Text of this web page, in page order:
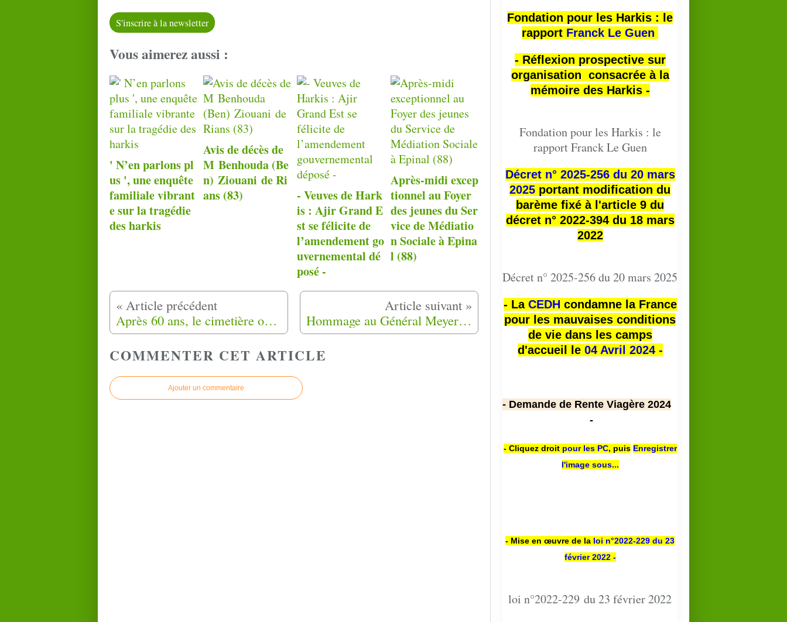
S'inscrire à la newsletter
Vous aimerez aussi :
' N’en parlons pl
us ', une enquête
familiale vibrant
e sur la tragédie
des harkis
Avis de décès de
M Benhouda (Be
n) Ziouani de Ri
ans (83)
- Veuves de Hark
is : Ajir Grand E
st se félicite de
l’amendement go
uvernemental dé
posé -
Après-midi excep
tionnel au Foyer
des jeunes du Ser
vice de Médiatio
n Sociale à Epina
l (88)
Après 60 ans, le cimetière oublié d'enfants harkis pourrait être localisé à Saint-Maurice-l'Ardoise (30) Hommage au Général Meyer - Samedi 10 juin 2023 Villefort/ Mende (Lozère)
COMMENTER CET ARTICLE
Ajouter un commentaire
Fondation pour les Harkis : le
rapport Franck Le Guen
- Réflexion prospective sur
organisation consacrée à la
mémoire des Harkis -
Fondation pour les Harkis : le
rapport Franck Le Guen
Décret n° 2025-256 du 20 mars
2025 portant modification du
barème fixé à l'article 9 du
décret n° 2022-394 du 18 mars
2022
Décret n° 2025-256 du 20 mars 2025
- La CEDHcondamne la France
pour les mauvaises conditions
de vie dans les camps
d'accueil le 04 Avril 2024 -
- Demande de Rente Viagère 2024
-
- Cliquez droit pour les PC, puis Enregistrer
l'image sous...
- Mise en œuvre de la loi n°2022-229 du 23
février 2022 -
loi n°2022-229 du 23 février 2022